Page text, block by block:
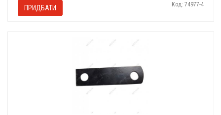
ПРИДБАТИ Код: 74977-4